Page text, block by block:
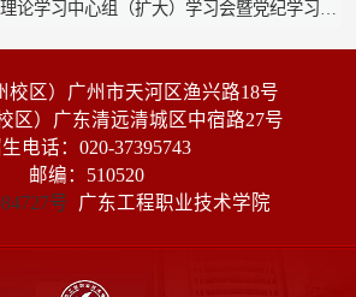
校区）广州市天河区渔兴路18号
广东清远清城区中宿路27号
电话：020-37395743
邮编：510520
号 广东工程职业技术学院